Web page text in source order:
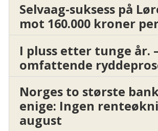
Selvaag-suksess på
mot 160.000 kroner
I pluss etter tunge år.
omfattende
Norges to største
enige: Ingen
august